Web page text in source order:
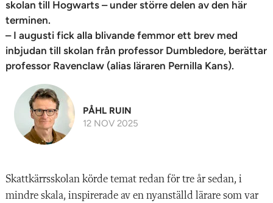
skolan till Hogwarts – under större delen av den här
terminen.
– I augusti fick alla blivande femmor ett brev med
inbjudan till skolan från professor Dumbledore, berättar
professor Ravenclaw (alias läraren Pernilla Kans).
PÅHL RUIN
12 NOV 2025
Skattkärrsskolan körde temat redan för tre år sedan, i
mindre skala, inspirerade av en nyanställd lärare som var